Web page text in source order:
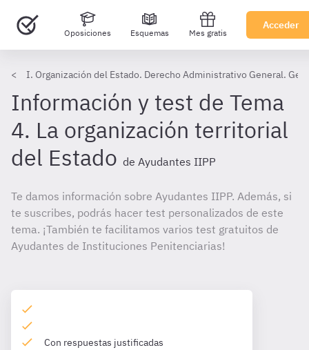
Oposiciones Esquemas Mes gratis
Acceder
I. Organización del Estado. Derecho Administrativo General.
Información y test de Tema
4. La organización territorial
del Estado de Ayudantes IIPP
Te damos información sobre Ayudantes IIPP. Además, si
te suscribes, podrás hacer test personalizados de este
tema. ¡También te facilitamos varios test gratuitos de
Ayudantes de Instituciones Penitenciarias!
Con respuestas justificadas